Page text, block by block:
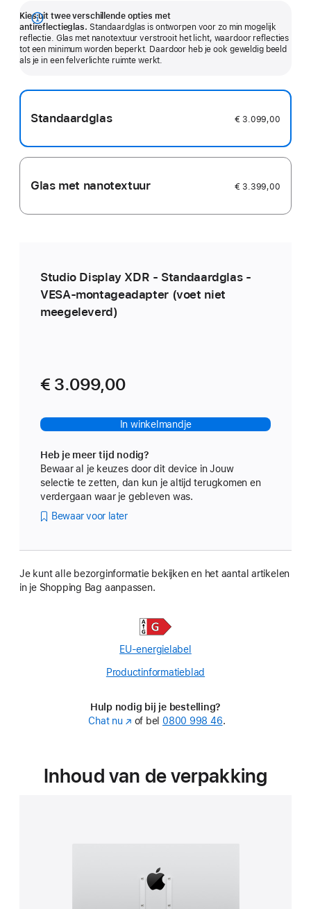
Kies uit twee verschillende opties met
antireflectieglas. Standaardglas is ontworpen voor zo min mogelijk
reflectie. Glas met nanotextuur verstrooit het licht, waardoor reflecties
tot een minimum worden beperkt. Daardoor heb je ook geweldig beeld
als je in een felverlichte ruimte werkt.
Meer
Standaardglas € 3.099,00
Glas met nanotextuur € 3.399,00
Studio Display XDR - Standaardglas -
VESA‑montageadapter (voet niet
meegeleverd)
€ 3.099,00
In winkelmandje
Heb je meer tijd nodig?
Bewaar al je keuzes door dit device in Jouw
selectie te zetten, dan kun je altijd terugkomen en
verdergaan waar je gebleven was.
Bewaar voor later
Je kunt alle bezorginformatie bekijken en het aantal artikelen
in je Shopping Bag aanpassen.
EU-energielabel
Productinformatieblad
new
window)
Hulp nodig bij je bestelling?
Chat nu (Wordt
geopend)
of bel 0800 998 46.
Inhoud van de verpakking